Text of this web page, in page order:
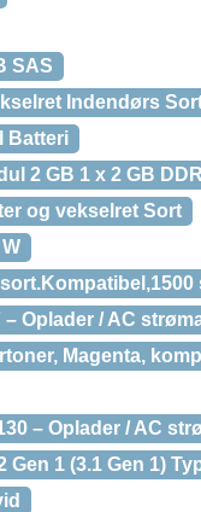
SAS
Indendørs
Batteri
2 GB 1 x 2 GB
og vekselret Sort
Oplader / AC
Magenta,
– Oplader / AC
1 (3.1 Gen 1)